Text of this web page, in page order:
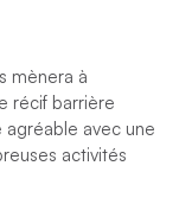
mènera à
récif barrière
agréable avec une
activités